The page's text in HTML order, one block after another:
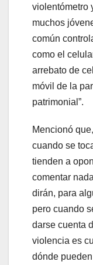
violentómetro
muchos
común
como el
arrebato de
móvil de la
patrimonial”.
Mencionó
cuando se
tienden a
comentar
dirán, para
pero cuando
darse cuenta
violencia es
dónde